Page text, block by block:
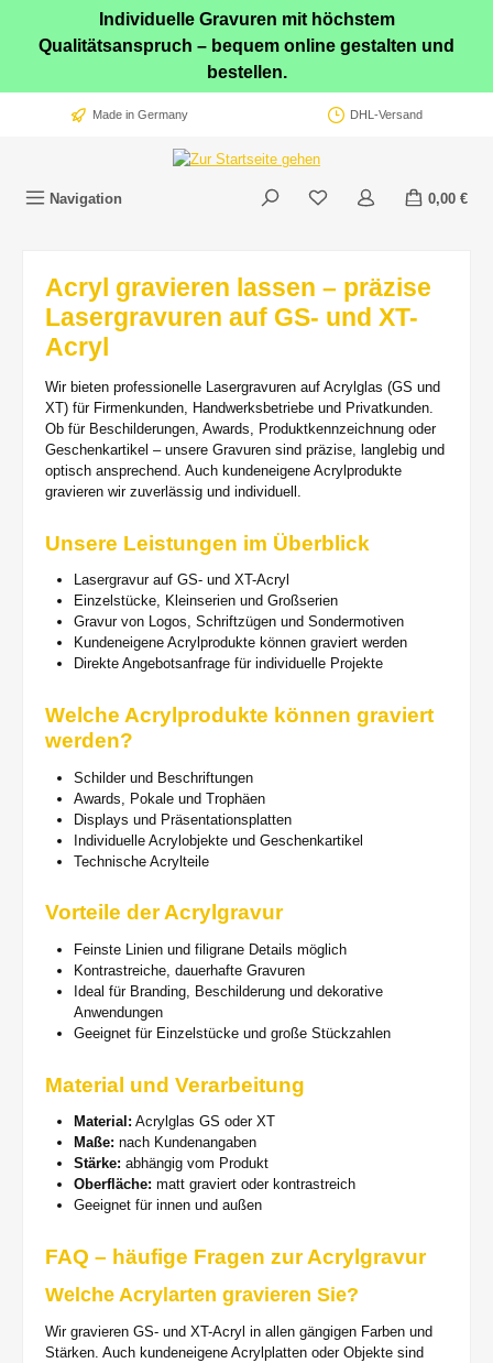
Zum Hauptinhalt springenIndividuelle Gravuren mit höchstem
Qualitätsanspruch – bequem online gestalten und
bestellen.
Made in Germany DHL-Versand
Navigation 0,00 €
Acryl gravieren lassen – präzise
Lasergravuren auf GS- und XT-
Acryl
Wir bieten professionelle Lasergravuren auf Acrylglas (GS und
XT) für Firmenkunden, Handwerksbetriebe und Privatkunden.
Ob für Beschilderungen, Awards, Produktkennzeichnung oder
Geschenkartikel – unsere Gravuren sind präzise, langlebig und
optisch ansprechend. Auch kundeneigene Acrylprodukte
gravieren wir zuverlässig und individuell.
Unsere Leistungen im Überblick
Lasergravur auf GS- und XT-Acryl
Einzelstücke, Kleinserien und Großserien
Gravur von Logos, Schriftzügen und Sondermotiven
Kundeneigene Acrylprodukte können graviert werden
Direkte Angebotsanfrage für individuelle Projekte
Welche Acrylprodukte können graviert
werden?
Schilder und Beschriftungen
Awards, Pokale und Trophäen
Displays und Präsentationsplatten
Individuelle Acrylobjekte und Geschenkartikel
Technische Acrylteile
Vorteile der Acrylgravur
Feinste Linien und filigrane Details möglich
Kontrastreiche, dauerhafte Gravuren
Ideal für Branding, Beschilderung und dekorative
Anwendungen
Geeignet für Einzelstücke und große Stückzahlen
Material und Verarbeitung
Material: Acrylglas GS oder XT
Maße: nach Kundenangaben
Stärke: abhängig vom Produkt
Oberfläche: matt graviert oder kontrastreich
Geeignet für innen und außen
FAQ – häufige Fragen zur Acrylgravur
Welche Acrylarten gravieren Sie?
Wir gravieren GS- und XT-Acryl in allen gängigen Farben und
Stärken. Auch kundeneigene Acrylplatten oder Objekte sind